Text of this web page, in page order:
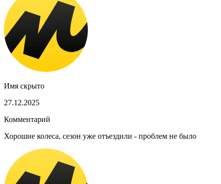
Имя скрыто
27.12.2025
Комментарий
Хорошие колеса, сезон уже отъездили - проблем не было